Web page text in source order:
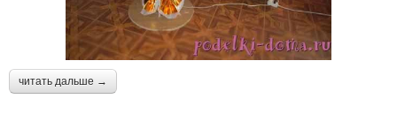
читать дальше →